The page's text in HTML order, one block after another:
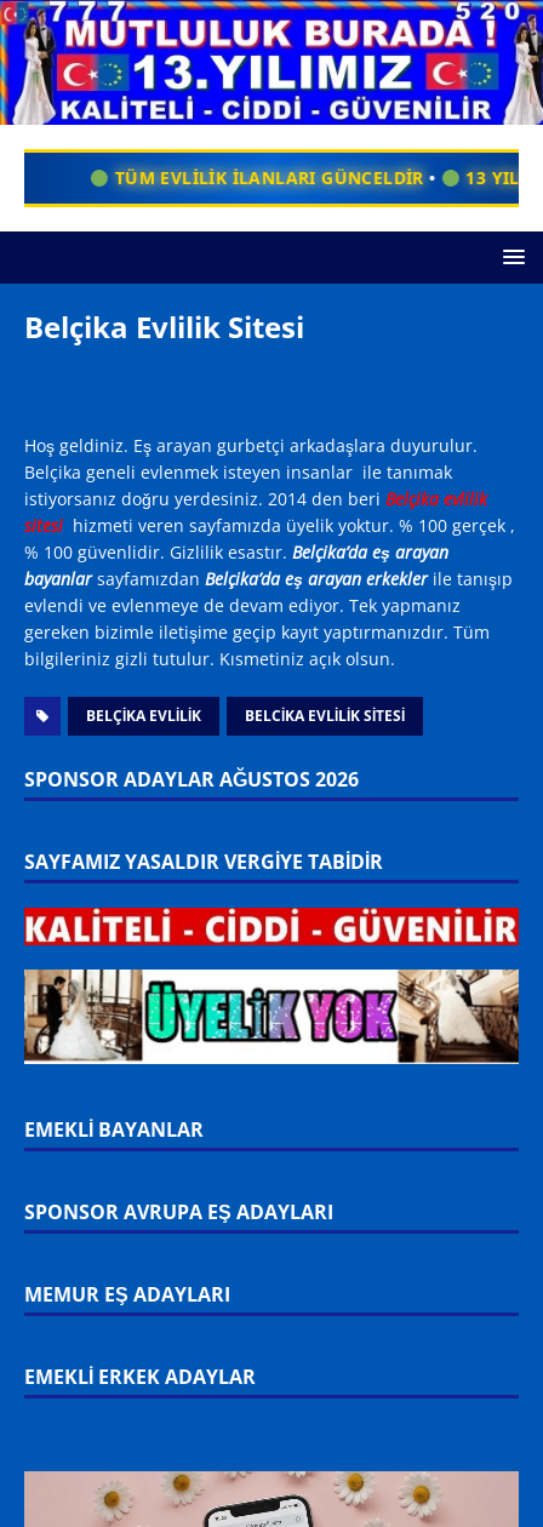
EVLİLİK İLANLARI GÜNCELDİR• 13 YILDIR HİZMETİNİZDE
Belçika Evlilik Sitesi
Hoş geldiniz. Eş arayan gurbetçi arkadaşlara duyurulur.
Belçika geneli evlenmek isteyen insanlar ile tanımak
istiyorsanız doğru yerdesiniz. 2014 den beri Belçika evlilik
sitesi hizmeti veren sayfamızda üyelik yoktur. % 100 gerçek ,
% 100 güvenlidir. Gizlilik esastır. Belçika’da eş arayan
bayanlarsayfamızdan Belçika’da eş arayan erkeklerile tanışıp
evlendi ve evlenmeye de devam ediyor. Tek yapmanız
gereken bizimle iletişime geçip kayıt yaptırmanızdır. Tüm
bilgileriniz gizli tutulur. Kısmetiniz açık olsun.
BELÇIKA EVLILIK BELCIKA EVLILIK SITESI
SPONSOR ADAYLAR AĞUSTOS 2026
SAYFAMIZ YASALDIR VERGİYE TABİDİR
EMEKLİ BAYANLAR
SPONSOR AVRUPA EŞ ADAYLARI
MEMUR EŞ ADAYLARI
EMEKLİ ERKEK ADAYLAR